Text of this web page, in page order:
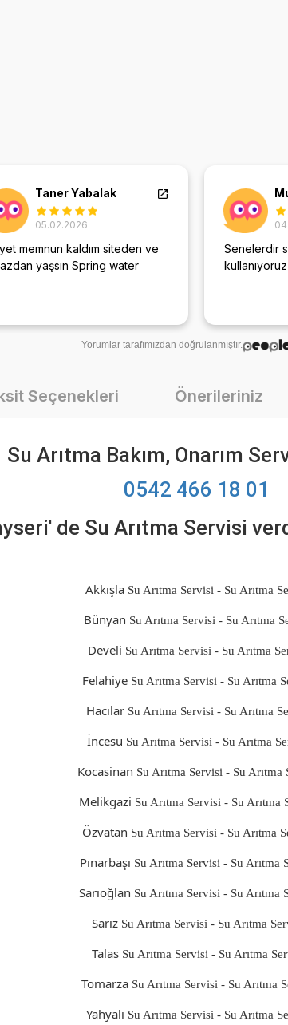
Taner Yabalak
05.02.2026
memnun kaldım siteden ve
yaşsın Spring water
Senelerdir
Yorumlar tarafımızdan doğrulanmıştır.
Seçenekleri Önerileriniz
Su Arıtma Bakım, Onarım
0542 466 18 01
de Su Arıtma Servisi
Akkışla Su Arıtma Servisi - Su Arıtma
Bünyan Su Arıtma Servisi - Su Arıtma
Develi Su Arıtma Servisi - Su Arıtma
Felahiye Su Arıtma Servisi - Su Arıtma
Hacılar Su Arıtma Servisi - Su Arıtma
İncesu Su Arıtma Servisi - Su Arıtma
Kocasinan Su Arıtma Servisi - Su Arıtma
Melikgazi Su Arıtma Servisi - Su Arıtma
Özvatan Su Arıtma Servisi - Su Arıtma
Pınarbaşı Su Arıtma Servisi - Su Arıtma
Sarıoğlan Su Arıtma Servisi - Su Arıtma
Sarız Su Arıtma Servisi - Su Arıtma
Talas Su Arıtma Servisi - Su Arıtma
Tomarza Su Arıtma Servisi - Su Arıtma
Yahyalı Su Arıtma Servisi - Su Arıtma